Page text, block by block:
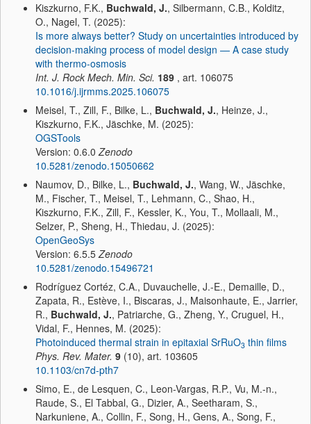
Kiszkurno, F.K., Buchwald, J., Silbermann, C.B., Kolditz,
O., Nagel, T. (2025):
Is more always better? Study on uncertainties introduced by
decision-making process of model design — A case study
with thermo-osmosis
Int. J. Rock Mech. Min. Sci. 189 , art. 106075
10.1016/j.ijrmms.2025.106075
Meisel, T., Zill, F., Bilke, L., Buchwald, J., Heinze, J.,
Kiszkurno, F.K., Jäschke, M. (2025):
OGSTools
Version: 0.6.0Zenodo
10.5281/zenodo.15050662
Naumov, D., Bilke, L., Buchwald, J., Wang, W., Jäschke,
M., Fischer, T., Meisel, T., Lehmann, C., Shao, H.,
Kiszkurno, F.K., Zill, F., Kessler, K., You, T., Mollaali, M.,
Selzer, P., Sheng, H., Thiedau, J. (2025):
OpenGeoSys
Version: 6.5.5Zenodo
10.5281/zenodo.15496721
Rodríguez Cortéz, C.A., Duvauchelle, J.-E., Demaille, D.,
Zapata, R., Estève, I., Biscaras, J., Maisonhaute, E., Jarrier,
R., Buchwald, J., Patriarche, G., Zheng, Y., Cruguel, H.,
Vidal, F., Hennes, M. (2025):
Photoinduced thermal strain in epitaxial SrRuO3 thin films
Phys. Rev. Mater. 9 (10), art. 103605
10.1103/cn7d-pth7
Simo, E., de Lesquen, C., Leon-Vargas, R.P., Vu, M.-n.,
Raude, S., El Tabbal, G., Dizier, A., Seetharam, S.,
Narkuniene, A., Collin, F., Song, H., Gens, A., Song, F.,